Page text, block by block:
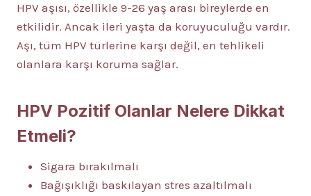
HPV aşısı, özellikle 9-26 yaş arası bireylerde en
etkilidir. Ancak ileri yaşta da koruyuculuğu vardır.
Aşı, tüm HPV türlerine karşı değil, en tehlikeli
olanlara karşı koruma sağlar.
HPV Pozitif Olanlar Nelere Dikkat
Etmeli?
Sigara bırakılmalı
Bağışıklığı baskılayan stres azaltılmalı